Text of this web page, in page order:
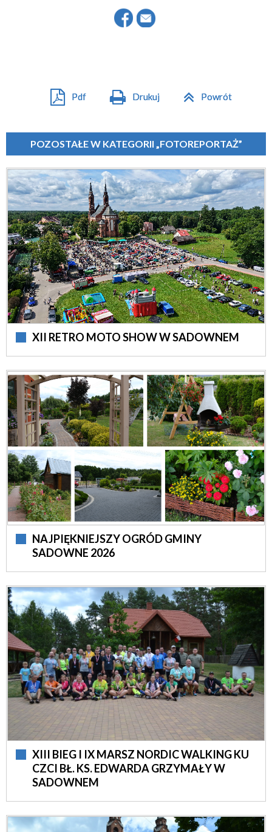
Pdf Drukuj Powrót
POZOSTAŁE W KATEGORII „FOTOREPORTAŻ”
XII RETRO MOTO SHOW W SADOWNEM
NAJPIĘKNIEJSZY OGRÓD GMINY
SADOWNE 2026
XIII BIEG I IX MARSZ NORDIC WALKING KU
CZCI BŁ. KS. EDWARDA GRZYMAŁY W
SADOWNEM